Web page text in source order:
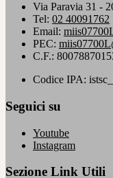
Via Paravia 31 -
Tel: 02 40091762
Email:
PEC:
C.F.:
Codice IPA:
Seguici su
Youtube
Instagram
Sezione Link Utili